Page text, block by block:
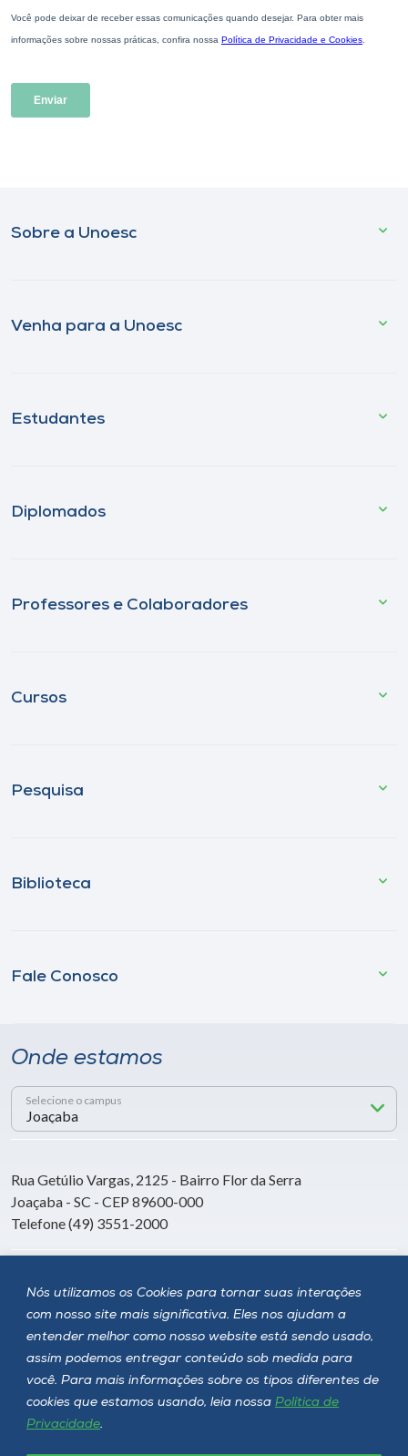
Nós utilizamos os Cookies para tornar suas interações
com nosso site mais significativa. Eles nos ajudam a
entender melhor como nosso website está sendo usado,
assim podemos entregar conteúdo sob medida para
você. Para mais informações sobre os tipos diferentes de
cookies que estamos usando, leia nossa Política de
Privacidade.
Sobre a Unoesc
Venha para a Unoesc
Estudantes
Diplomados
Professores e Colaboradores
Cursos
Pesquisa
Biblioteca
Fale Conosco
Onde estamos
Selecione o campus
Rua Getúlio Vargas, 2125 - Bairro Flor da Serra
Joaçaba - SC - CEP 89600-000
Telefone (49) 3551-2000
Siga a Unoesc